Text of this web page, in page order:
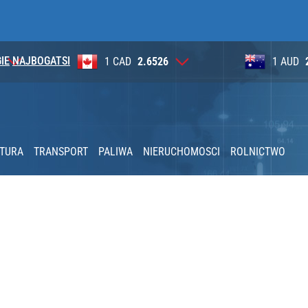
NAJBOGATSI 1 CAD 2.6526 1 AUD
TRANSPORT PALIWA NIERUCHOMOSCI ROLNICTWO